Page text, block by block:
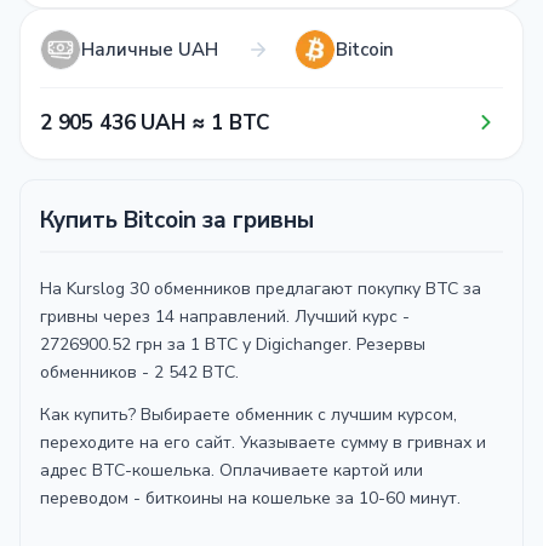
Наличные UAH Bitcoin
2​ 9​0​5​ 4​3​6​ UAH ≈ 1​ BTC
Купить Bitcoin за гривны
На Kurslog 30 обменников предлагают покупку BTC за
гривны через 14 направлений. Лучший курс -
2726900.52 грн за 1 BTC у Digichanger. Резервы
обменников - 2 542 BTC.
Как купить? Выбираете обменник с лучшим курсом,
переходите на его сайт. Указываете сумму в гривнах и
адрес BTC-кошелька. Оплачиваете картой или
переводом - биткоины на кошельке за 10-60 минут.